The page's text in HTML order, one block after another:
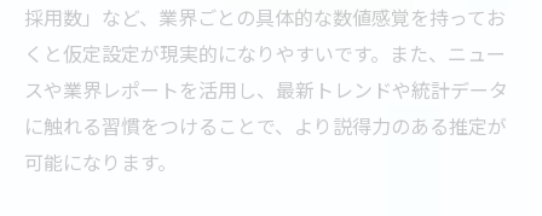
採用数」など、業界ごとの具体的な数値感覚を持ってお
くと仮定設定が現実的になりやすいです。また、ニュー
スや業界レポートを活用し、最新トレンドや統計データ
に触れる習慣をつけることで、より説得力のある推定が
可能になります。